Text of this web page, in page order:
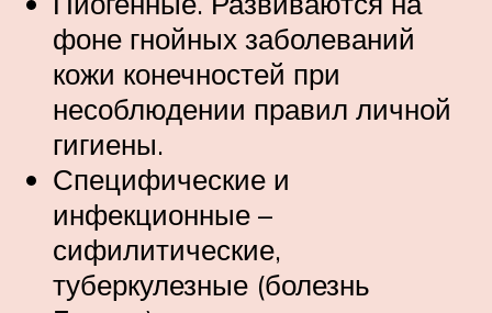
фоне гнойных заболеваний
кожи конечностей при
несоблюдении правил личной
гигиены.
Специфические и
инфекционные –
сифилитические,
туберкулезные (болезнь